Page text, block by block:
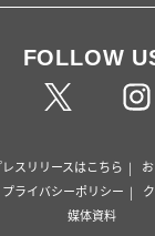
FOLLOW
レスリリースはこちら
プライバシーポリシー
媒体資料